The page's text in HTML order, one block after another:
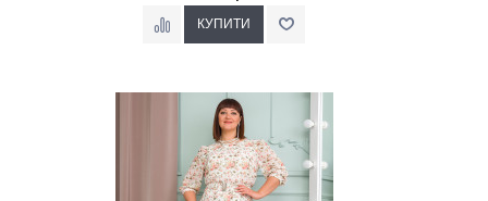
Наклейки Варіант з %